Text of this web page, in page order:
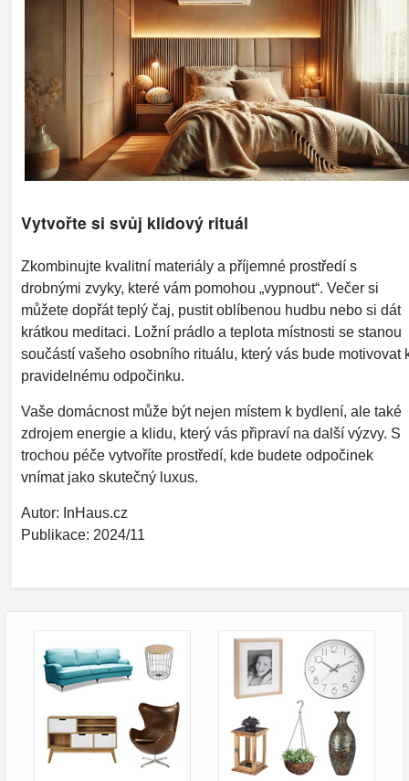
Vytvořte si svůj klidový rituál
Zkombinujte kvalitní materiály a příjemné prostředí s
drobnými zvyky, které vám pomohou „vypnout“. Večer si
můžete dopřát teplý čaj, pustit oblíbenou hudbu nebo si dát
krátkou meditaci. Ložní prádlo a teplota místnosti se stanou
součástí vašeho osobního rituálu, který vás bude motivovat
pravidelnému odpočinku.
Vaše domácnost může být nejen místem k bydlení, ale také
zdrojem energie a klidu, který vás připraví na další výzvy. S
trochou péče vytvoříte prostředí, kde budete odpočinek
vnímat jako skutečný luxus.
Autor: InHaus.cz
Publikace: 2024/11